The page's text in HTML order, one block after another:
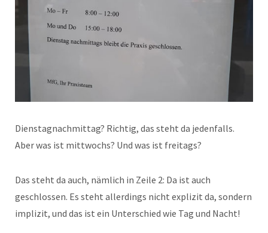
Dienstagnachmittag? Richtig, das steht da jedenfalls.
Aber was ist mittwochs? Und was ist freitags?
Das steht da auch, nämlich in Zeile 2: Da ist auch
geschlossen. Es steht allerdings nicht explizit da, sondern
implizit, und das ist ein Unterschied wie Tag und Nacht!